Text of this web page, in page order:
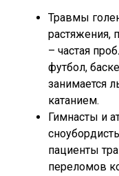
Травмы
растяжения,
– частая
футбол,
занимается
катанием.
Гимнасты и
пациенты
переломов